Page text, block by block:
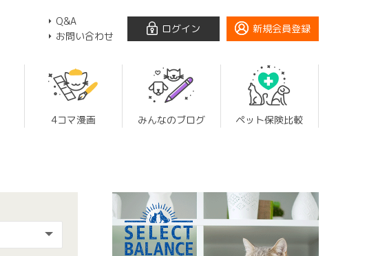
Q&A
お問い合わせ
ログイン 新規会員登録
4コマ漫画 みんなのブログ ペット保険比較